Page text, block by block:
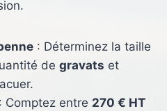
: Déterminez la taille
de gravats et
: Comptez entre 270 € HT